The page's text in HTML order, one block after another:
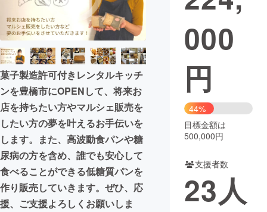
映像・映画
ビジネス・起業
まちづくり・地域活性化
CAMPFIRE for Social Good
CAMPFIRE Creation
CAMPFIREふるさと納税machi-ya コミュニティ
菓子製造許可付きレンタルキッチ
ンを豊橋市にOPENして、将来お
店を持ちたい方やマルシェ販売を
したい方の夢を叶えるお手伝いを
します。また、高波動食パンや糖
尿病の方を含め、誰でも安心して
食べることができる低糖質パンを
作り販売していきます。ぜひ、応
援、ご支援よろしくお願いしま
000
円
44%
目標金額は
500,000円
支援者数
23人